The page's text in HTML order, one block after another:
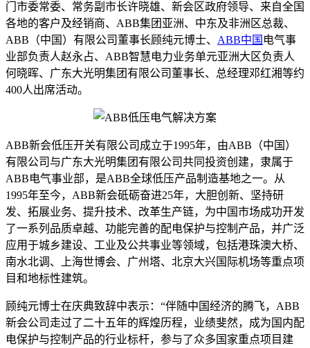
门市委常委、常务副市长许晓雄、新会区政府领导、来自全国
各地的客户及经销商、ABB集团亚洲、中东及非洲区总裁、
ABB（中国）有限公司董事长顾纯元博士、 ABB中国 电气事
业部负责人赵永占、ABB智慧电力业务单元亚洲大区负责人
何晓晖、广东大光明集团有限公司董事长、总经理邓红湘等约
400人出席活动。
ABB新会低压开关有限公司成立于1995年，由ABB（中国）
有限公司与广东大光明集团有限公司共同投资创建，隶属于
ABB电气事业部，是ABB全球低压产品制造基地之一。从
1995年至今，ABB新会砥砺奋进25年，大胆创新、坚持研
发、拓展业务、提升技术、改革生产链，为中国市场成功开发
了一系列品质卓越、功能完善的配电保护与控制产品，并广泛
应用于城乡建设、工业及公共事业等领域，包括港珠澳大桥、
南水北调、上海世博会、广州塔、北京大兴国际机场等重点项
目和地标性建筑。
顾纯元博士在庆典致辞中表示：“伴随中国经济的腾飞，ABB
新会公司走过了二十五年的辉煌历程，业绩斐然，成为国内配
电保护与控制产品的行业标杆，参与了众多国家重点项目建